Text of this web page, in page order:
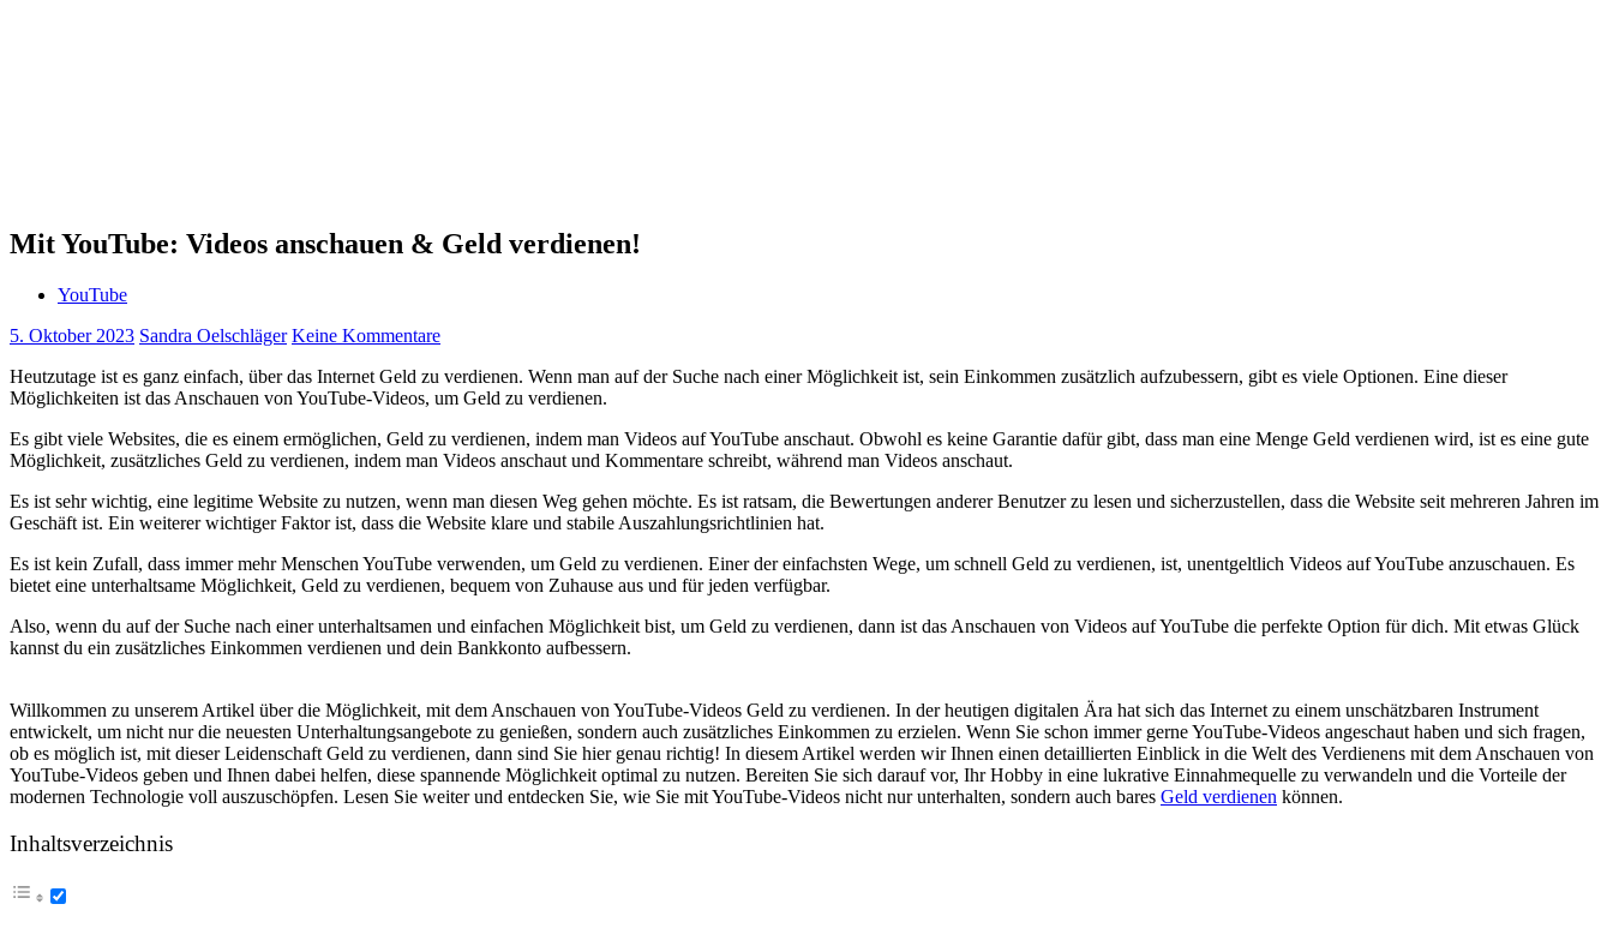
Mit YouTube: Videos anschauen & Geld verdienen!
YouTube
5. Oktober 2023 Sandra Oelschläger Keine Kommentare
Heutzutage ist es ganz einfach, über das Internet Geld zu verdienen. Wenn man auf der Suche nach einer Möglichkeit ist, sein Einkommen zusätzlich aufzubessern, gibt es viele Optionen. Eine dieser
Möglichkeiten ist das Anschauen von YouTube-Videos, um Geld zu verdienen.
Es gibt viele Websites, die es einem ermöglichen, Geld zu verdienen, indem man Videos auf YouTube anschaut. Obwohl es keine Garantie dafür gibt, dass man eine Menge Geld verdienen wird, ist es eine gute
Möglichkeit, zusätzliches Geld zu verdienen, indem man Videos anschaut und Kommentare schreibt, während man Videos anschaut.
Es ist sehr wichtig, eine legitime Website zu nutzen, wenn man diesen Weg gehen möchte. Es ist ratsam, die Bewertungen anderer Benutzer zu lesen und sicherzustellen, dass die Website seit mehreren Jahren im
Geschäft ist. Ein weiterer wichtiger Faktor ist, dass die Website klare und stabile Auszahlungsrichtlinien hat.
Es ist kein Zufall, dass immer mehr Menschen YouTube verwenden, um Geld zu verdienen. Einer der einfachsten Wege, um schnell Geld zu verdienen, ist, unentgeltlich Videos auf YouTube anzuschauen. Es
bietet eine unterhaltsame Möglichkeit, Geld zu verdienen, bequem von Zuhause aus und für jeden verfügbar.
Also, wenn du auf der Suche nach einer unterhaltsamen und einfachen Möglichkeit bist, um Geld zu verdienen, dann ist das Anschauen von Videos auf YouTube die perfekte Option für dich. Mit etwas Glück
kannst du ein zusätzliches Einkommen verdienen und dein Bankkonto aufbessern.
Willkommen⁢ zu unserem Artikel über ‍die Möglichkeit,⁣ mit dem Anschauen von⁣ YouTube-Videos Geld zu​ verdienen. In⁢ der heutigen digitalen Ära hat sich‌ das Internet ⁣zu einem unschätzbaren Instrument
entwickelt, um nicht nur die neuesten Unterhaltungsangebote ⁤zu genießen, sondern auch zusätzliches Einkommen⁣ zu erzielen. Wenn ⁢Sie schon immer gerne YouTube-Videos angeschaut haben und‍ sich fragen,
ob es möglich‌ ist, mit dieser⁤ Leidenschaft Geld zu verdienen, dann sind Sie hier genau richtig! In diesem Artikel werden wir Ihnen einen detaillierten Einblick in die Welt ⁢des Verdienens mit dem Anschauen von‍
YouTube-Videos geben und Ihnen ‍dabei helfen, diese spannende Möglichkeit optimal zu nutzen. Bereiten Sie sich darauf vor, Ihr Hobby in eine lukrative ​Einnahmequelle zu‍ verwandeln ⁣und die Vorteile ‍der
modernen Technologie voll auszuschöpfen. Lesen Sie weiter und entdecken Sie, wie Sie mit YouTube-Videos nicht nur unterhalten, sondern ​auch‍ bares⁣ Geld verdienen können.
Inhaltsverzeichnis